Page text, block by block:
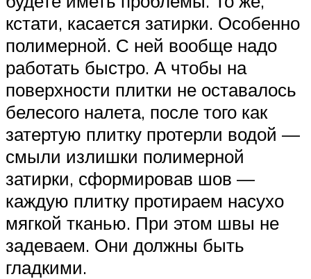
кстати, касается затирки. Особенно
полимерной. С ней вообще надо
работать быстро. А чтобы на
поверхности плитки не оставалось
белесого налета, после того как
затертую плитку протерли водой —
смыли излишки полимерной
затирки, сформировав шов —
каждую плитку протираем насухо
мягкой тканью. При этом швы не
задеваем. Они должны быть
гладкими.